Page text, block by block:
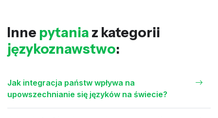
Inne pytania z kategorii
językoznawstwo:
Jak integracja państw wpływa na
upowszechnianie się języków na świecie?